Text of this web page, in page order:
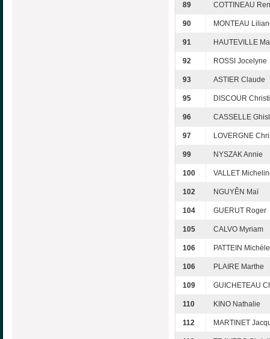
89 COTTINEAU
90 MONTEAU
91 HAUTEVILLE
92 ROSSI Jocelyne
93 ASTIER Claude
95 DISCOUR
96 CASSELLE
97 LOVERGNE
99 NYSZAK Annie
100 VALLET
102 NGUYÊN Maï
104 GUERUT Roger
105 CALVO Myriam
106 PATTEIN Michèle
106 PLAIRE Marthe
109 GUICHETEAU
110 KINO Nathalie
112 MARTINET